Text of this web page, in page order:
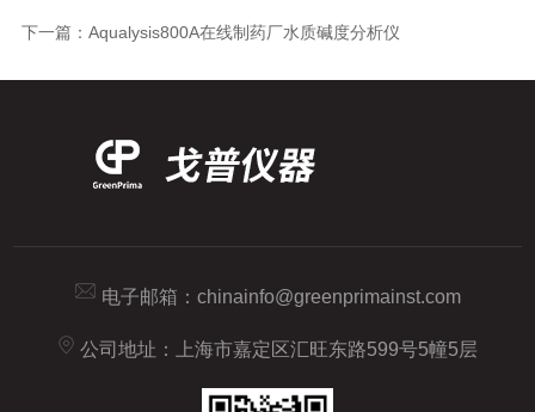
下一篇： Aqualysis800A在线制药厂水质碱度分析仪
电子邮箱： chinainfo@greenprimainst.com
公司地址：上海市嘉定区汇旺东路599号5幢5层